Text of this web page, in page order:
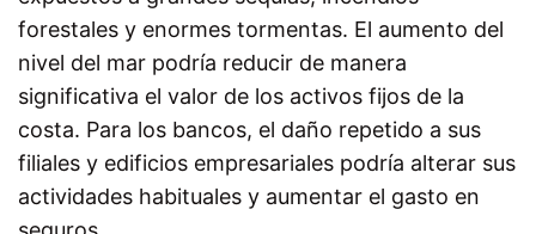
forestales y enormes tormentas. El aumento del
nivel del mar podría reducir de manera
significativa el valor de los activos fijos de la
costa. Para los bancos, el daño repetido a sus
filiales y edificios empresariales podría alterar sus
actividades habituales y aumentar el gasto en